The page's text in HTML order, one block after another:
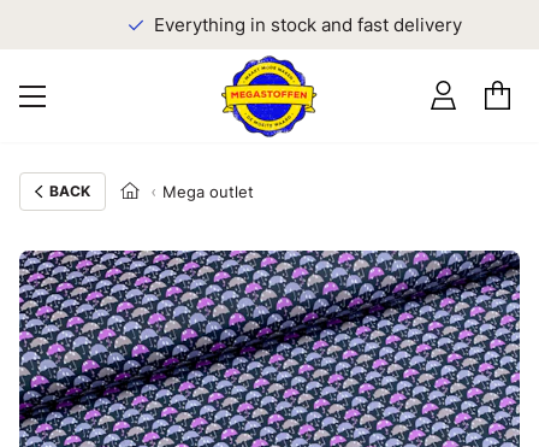
Everything in stock and fast delivery
BACK Mega outlet